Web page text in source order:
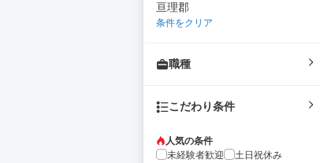
亘理郡
条件をクリア
職種
こだわり条件
人気の条件
未経験者歓迎
土日祝休み